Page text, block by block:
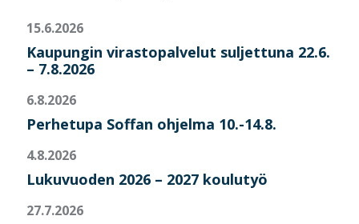
15.6.2026
Kaupungin virastopalvelut suljettuna 22.6.
– 7.8.2026
6.8.2026
Perhetupa Soffan ohjelma 10.-14.8.
4.8.2026
Lukuvuoden 2026 – 2027 koulutyö
27.7.2026